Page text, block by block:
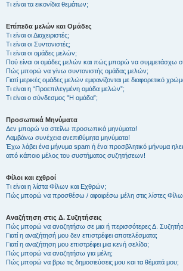
Τι είναι τα εικονίδια θεμάτων;
Επίπεδα μελών και Ομάδες
Τι είναι οι Διαχειριστές;
Τι είναι οι Συντονιστές;
Τι είναι οι ομάδες μελών;
Πού είναι οι ομάδες μελών και πώς μπορώ να συμμετάσχω
Πώς μπορώ να γίνω συντονιστής ομάδας μελών;
Γιατί μερικές ομάδες μελών εμφανίζονται με διαφορετικό
Τι είναι η “Προεπιλεγμένη ομάδα μελών”;
Τι είναι ο σύνδεσμος "Η ομάδα”;
Προσωπικά Μηνύματα
Δεν μπορώ να στείλω προσωπικά μηνύματα!
Λαμβάνω συνέχεια ανεπιθύμητα μηνύματα!
Έχω λάβει ένα μήνυμα spam ή ένα προσβλητικό μήνυμα
από κάποιο μέλος του συστήματος συζητήσεων!
Φίλοι και εχθροί
Τι είναι η λίστα Φίλων και Εχθρών;
Πώς μπορώ να προσθέσω / αφαιρέσω μέλη στις λίστες
Αναζήτηση στις Δ. Συζητήσεις
Πώς μπορώ να αναζητήσω σε μια ή περισσότερες Δ.
Γιατί η αναζήτησή μου δεν επιστρέφει αποτελέσματα;
Γιατί η αναζήτηση μου επιστρέφει μια κενή σελίδα;
Πώς μπορώ να αναζητήσω για μέλη;
Πώς μπορώ να βρω τις δημοσιεύσεις μου και τα θέματά μου;